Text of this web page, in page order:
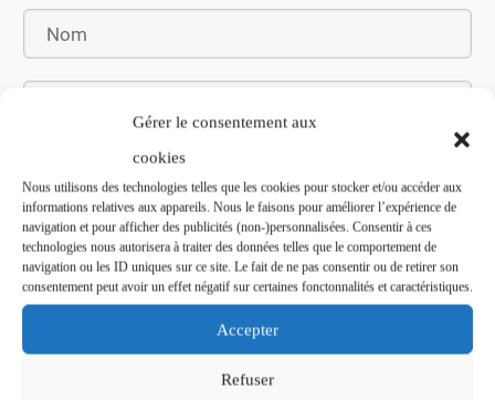
Gérer le consentement aux
cookies
Nous utilisons des technologies telles que les cookies pour stocker et/ou accéder aux
informations relatives aux appareils. Nous le faisons pour améliorer l’expérience de
navigation et pour afficher des publicités (non-)personnalisées. Consentir à ces
technologies nous autorisera à traiter des données telles que le comportement de
navigation ou les ID uniques sur ce site. Le fait de ne pas consentir ou de retirer son
consentement peut avoir un effet négatif sur certaines fonctonnalités et caractéristiques.
Accepter
Refuser
Soumettez le commentaire